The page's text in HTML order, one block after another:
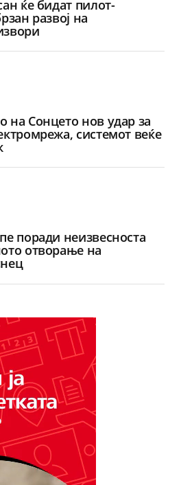
ќе бидат пилот-
развој на
на Сонцето нов удар за
системот веќе
поради неизвесноста
отворање на